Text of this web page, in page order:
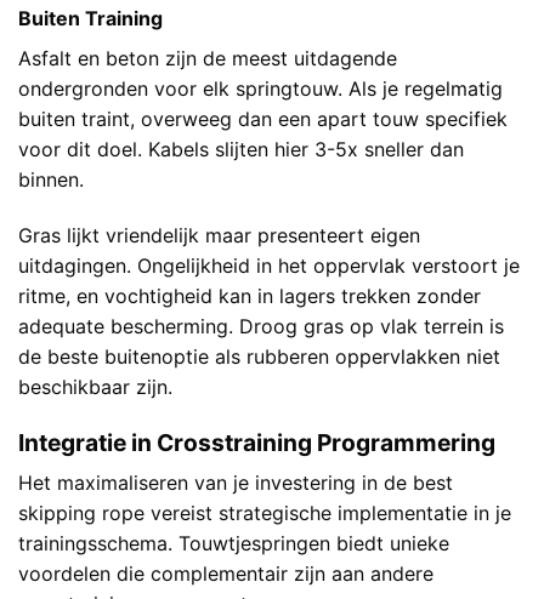
Buiten Training
Asfalt en beton zijn de meest uitdagende
ondergronden voor elk springtouw. Als je regelmatig
buiten traint, overweeg dan een apart touw specifiek
voor dit doel. Kabels slijten hier 3-5x sneller dan
binnen.
Gras lijkt vriendelijk maar presenteert eigen
uitdagingen. Ongelijkheid in het oppervlak verstoort je
ritme, en vochtigheid kan in lagers trekken zonder
adequate bescherming. Droog gras op vlak terrein is
de beste buitenoptie als rubberen oppervlakken niet
beschikbaar zijn.
Integratie in Crosstraining Programmering
Het maximaliseren van je investering in de best
skipping rope vereist strategische implementatie in je
trainingsschema. Touwtjespringen biedt unieke
voordelen die complementair zijn aan andere